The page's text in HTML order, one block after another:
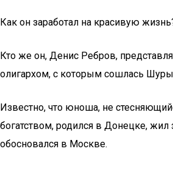
Как он заработал на красивую
Кто же он, Денис Ребров,
олигархом, с которым сошлась
Известно, что юноша, не
богатством, родился в Донецке, жил
обосновался в Москве.